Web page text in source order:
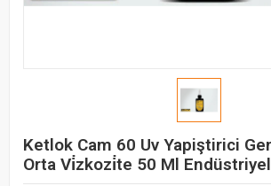
Ketlok Cam 60 Uv Yapiştirici
Orta Vi̇zkozi̇te 50 Ml Endüstriyel